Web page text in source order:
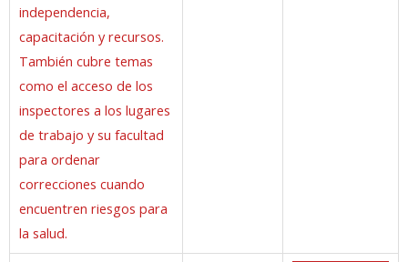
independencia,
capacitación y recursos.
También cubre temas
como el acceso de los
inspectores a los lugares
de trabajo y su facultad
para ordenar
correcciones cuando
encuentren riesgos para
la salud.